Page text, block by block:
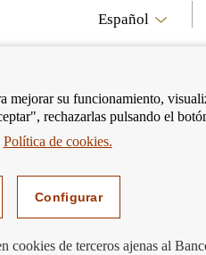
Español
Mostrar
menú
mejorar su funcionamiento,
rechazarlas pulsando el
Política de cookies.
Configurar
de terceros ajenas al